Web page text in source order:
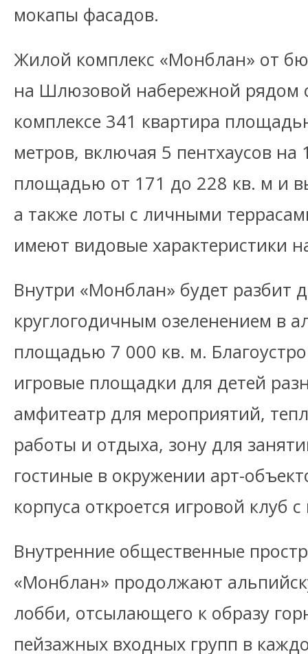
мокапы фасадов.
Жилой комплекс «Монблан» от
на Шлюзовой набережной рядом
комплексе 341 квартира
метров, включая 5 пентхаусов на
площадью от 171 до 228 кв. м и
а также лоты с личными
имеют видовые характеристики
Внутри «Монблан» будет разбит
круглогодичным озеленением в
площадью 7 000 кв. м.
игровые площадки для детей
амфитеатр для мероприятий,
работы и отдыха, зону для
гостиные в окружении арт-
корпуса откроется игровой клуб
Внутренние общественные
«Монблан» продолжают
лобби, отсылающего к образу
пейзажных входных групп в